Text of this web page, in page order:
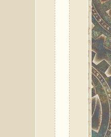
ходе
квеста
"Информация
гра-
Музгоб"
орк
хочет
давать
письмо
Каю